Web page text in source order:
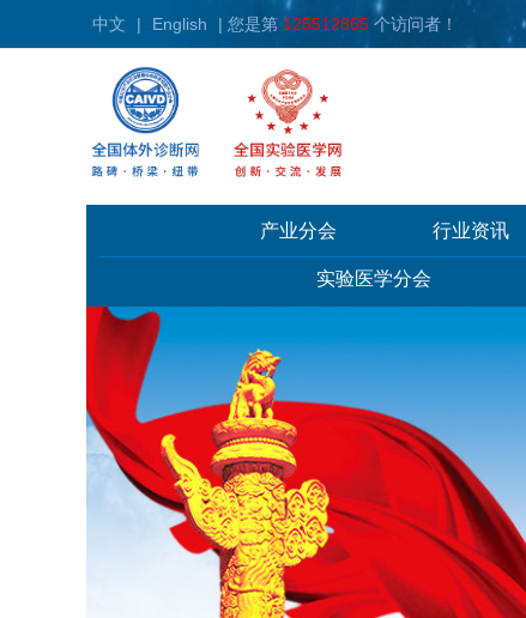
中文 | English | 您是第 125512865 个访问者！
产业分会 行业资讯
实验医学分会